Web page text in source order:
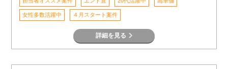
女性多数活躍中 ４月スタート案件
詳細を見る